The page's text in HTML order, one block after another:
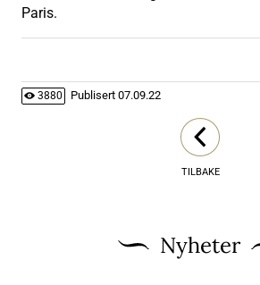
Paris.
3880 Publisert 07.09.22
TILBAKE
Nyheter